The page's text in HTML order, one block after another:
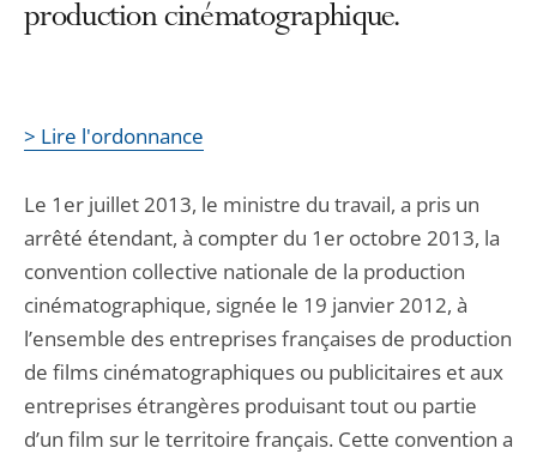
production cinématographique.
> Lire l'ordonnance
Le 1er juillet 2013, le ministre du travail, a pris un
arrêté étendant, à compter du 1er octobre 2013, la
convention collective nationale de la production
cinématographique, signée le 19 janvier 2012, à
l’ensemble des entreprises françaises de production
de films cinématographiques ou publicitaires et aux
entreprises étrangères produisant tout ou partie
d’un film sur le territoire français. Cette convention a